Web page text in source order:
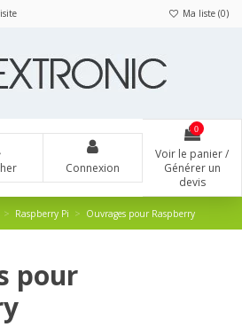
Ma liste (0)
Connexion
0
Voir le panier /
Générer un
devis
Raspberry Pi Ouvrages pour Raspberry
pour